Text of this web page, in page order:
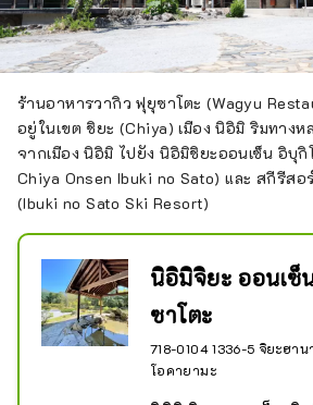
ร้านอาหารวากิว ฟุยุซาโตะ (Wagyu
อยู่ในเขต ชิยะ (Chiya) เมือง นิอิมิ ริมทางห
จากเมือง นิอิมิ ไปยัง นิอิมิชิยะออนเซ็น อิบุกิ
Chiya Onsen Ibuki no Sato) และ สกีรีสอ
(Ibuki no Sato Ski Resort)
นิอิมิจิยะ ออนเซ็
ซาโตะ
718-0104 1336-5 จิยะฮา
โอคายามะ